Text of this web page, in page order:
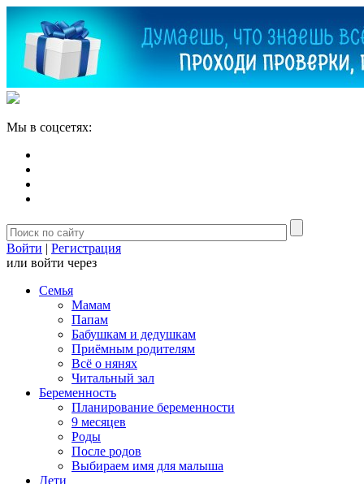
Мы в соцсетях:
Войти | Регистрация
или войти через
Семья
Мамам
Папам
Бабушкам и дедушкам
Приёмным родителям
Всё о нянях
Читальный зал
Беременность
Планирование беременности
9 месяцев
Роды
После родов
Выбираем имя для малыша
Дети